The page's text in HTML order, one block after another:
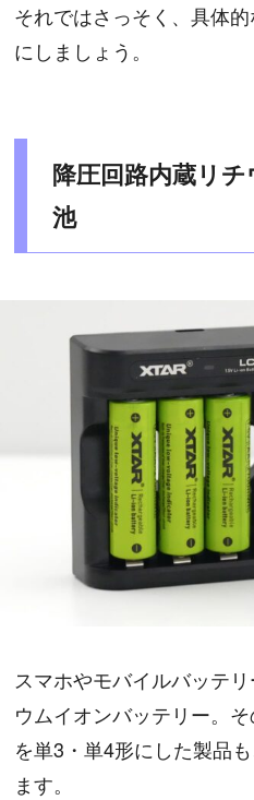
それではさっそく、具体
にしましょう。
降圧回路内蔵リ
池
スマホやモバイルバッテ
ウムイオンバッテリー。
を単3・単4形にした製品
ます。